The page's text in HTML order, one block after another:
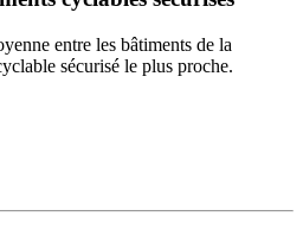
entre les bâtiments de la
sécurisé le plus proche.